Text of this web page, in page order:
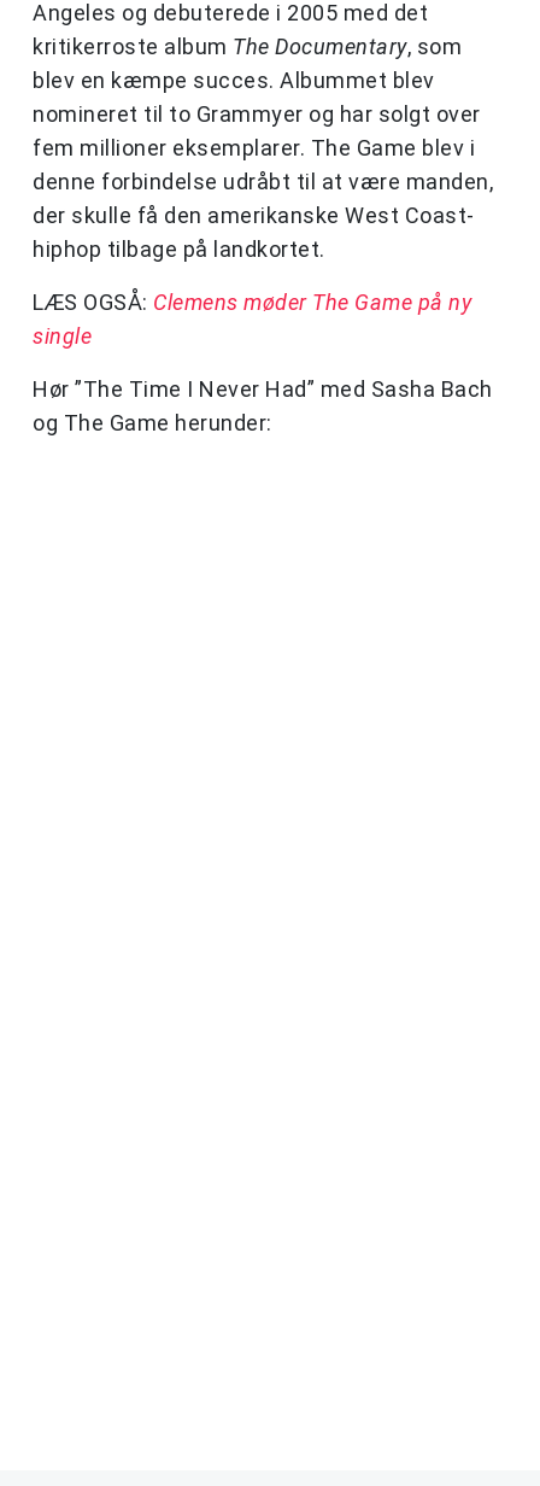
Angeles og debuterede i 2005 med det
kritikerroste album The Documentary, som
blev en kæmpe succes. Albummet blev
nomineret til to Grammyer og har solgt over
fem millioner eksemplarer. The Game blev i
denne forbindelse udråbt til at være manden,
der skulle få den amerikanske West Coast-
hiphop tilbage på landkortet.
LÆS OGSÅ: Clemens møder The Game på ny
single
Hør ”The Time I Never Had” med Sasha Bach
og The Game herunder: